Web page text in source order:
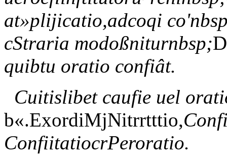
at»plijicatio,adcoqi
cStraria modoßniturnbsp;
quibtu oratio confiât.
Cuitislibet caufie uel
b«.ExordiMjNitrrtttio,
ConfiitatiocrPeroratio.